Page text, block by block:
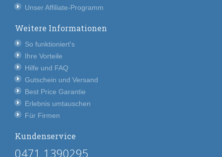
Unser Affiliate-Programm
Weitere Informationen
So funktioniert's
Ihre Vorteile
Hilfe und FAQ
Gutschein und Versand
Best Price Garantie
Erlebnis umtauschen
Für Firmen
Kundenservice
0471 1390295